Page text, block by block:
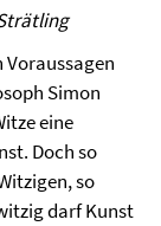
Voraussagen
Simon
eine
Dochso
so
darf Kunst